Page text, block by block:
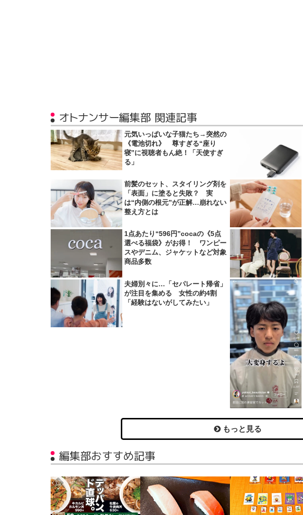
オトナンサー編集部 関連記事
元気いっぱいな子猫たち→突然の
《電池切れ》 尊すぎる“座り
寝”に視聴者もん絶！「天使すぎ
る」
前髪のセット、スタイリング剤を
「表面」に塗ると失敗？ 実
は“内側の根元”が正解…崩れない
整え方とは
1点あたり“596円”cocaの《5点
選べる福袋》がお得！ ワンピー
スやデニム、ジャケットなど対象
商品多数
夫婦別々に…「セパレート帰省」
が注目を集める 女性の約4割
「経験はないがしてみたい」
もっと見る
編集部おすすめ記事